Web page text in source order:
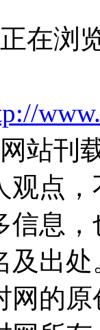
浏
刊
观点
信息
及出
网的